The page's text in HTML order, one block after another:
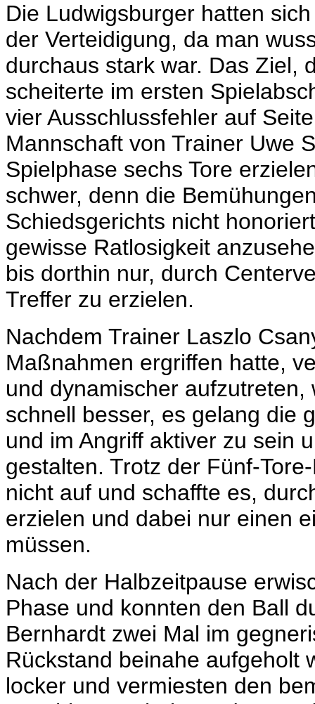
Die Ludwigsburger hatten
der Verteidigung, da man
durchaus stark war. Das Ziel,
scheiterte im ersten
vier Ausschlussfehler auf
Mannschaft von Trainer Uwe
Spielphase sechs Tore
schwer, denn die
Schiedsgerichts nicht
gewisse Ratlosigkeit
bis dorthin nur, durch
Treffer zu erzielen.
Nachdem Trainer Laszlo
Maßnahmen ergriffen hatte,
und dynamischer
schnell besser, es gelang die
und im Angriff aktiver zu sein
gestalten. Trotz der Fünf-
nicht auf und schaffte es,
erzielen und dabei nur einen
müssen.
Nach der Halbzeitpause
Phase und konnten den Ball
Bernhardt zwei Mal im
Rückstand beinahe aufgeholt
locker und vermiesten den